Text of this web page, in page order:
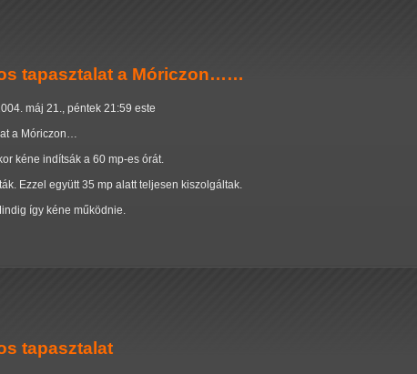
tapasztalat a Móriczon……
máj 21., péntek 21:59 este
a Móriczon…
kéne indítsák a 60 mp-es órát.
Ezzel együtt 35 mp alatt teljesen kiszolgáltak.
így kéne működnie.
tapasztalat